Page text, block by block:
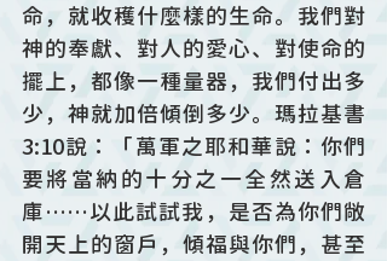
命，就收穫什麼樣的生命。我們對
神的奉獻、對人的愛心、對使命的
擺上，都像一種量器，我們付出多
少，神就加倍傾倒多少。瑪拉基書
3:10說：「萬軍之耶和華說：你們
要將當納的十分之一全然送入倉
庫……以此試試我，是否為你們敞
開天上的窗戶，傾福與你們，甚至